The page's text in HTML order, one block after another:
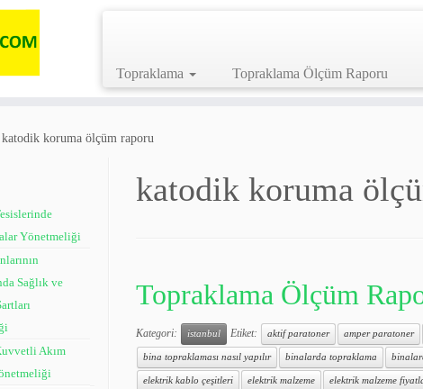
Topraklama Topraklama Ölçüm Raporu
katodik koruma ölçüm raporu
Yönetmeliği
Sağlık ve
Akım
katodik koruma
Topraklama Ölçüm
Kategori: istanbul Etiket: aktif paratoner amper paratoner
bina topraklaması nasıl yapılır binalarda topraklama
elektrik kablo çeşitleri elektrik malzeme elektrik malzeme